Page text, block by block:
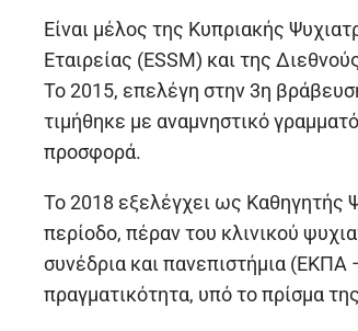
Είναι μέλος της Κυπριακής
Εταιρείας (ESSM) και της
Το 2015, επελέγη στην 3η
τιμήθηκε με αναμνηστικό
προσφορά.
Το 2018 εξελέγχει ως Καθηγητής
περίοδο, πέραν του κλινικού
συνέδρια και πανεπιστήμια (ΕΚΠΑ
πραγματικότητα, υπό το πρίσμα